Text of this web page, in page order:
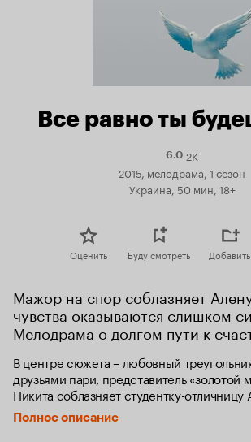
Все равно ты
6.0Рейтинг
Кинопоиска
6.0
2K
2015, мелодрама, 1 сезон
Украина, 50 мин, 18+
Оценить Буду смотреть Добавить
Мажор на спор соблазняет
чувства оказываются слишком
Мелодрама о долгом пути к
В центре сюжета – любовный
друзьями пари, представитель «золотой
Никита соблазняет студентку-
долгих ухаживаний он добивается
которая верит в искренность его чувств.
Полное описание